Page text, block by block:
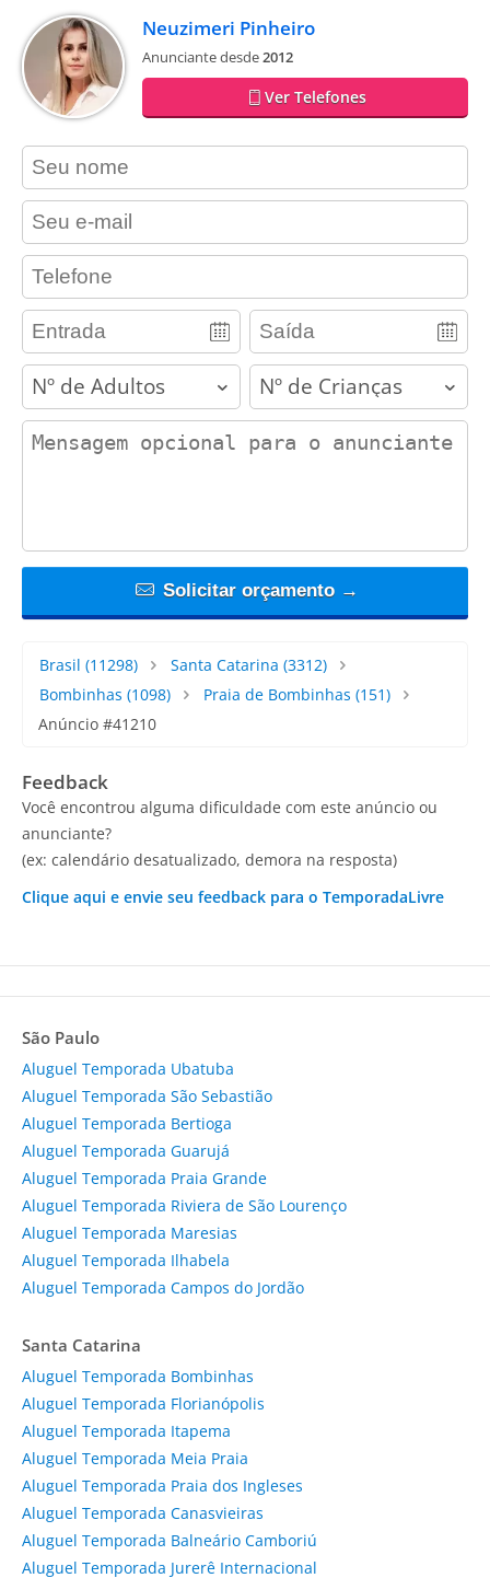
Neuzimeri Pinheiro
Anunciante desde2012
Ver Telefones
contact_name
contact_email
contact_phone
adults children
contact_message
Solicitar orçamento →
Brasil (11298) Santa Catarina (3312)
Bombinhas (1098) Praia de Bombinhas (151)
Anúncio #41210
Feedback
Você encontrou alguma dificuldade com este anúncio ou
anunciante?
(ex: calendário desatualizado, demora na resposta)
Clique aqui e envie seu feedback para o TemporadaLivre
São Paulo
Aluguel Temporada Ubatuba
Aluguel Temporada São Sebastião
Aluguel Temporada Bertioga
Aluguel Temporada Guarujá
Aluguel Temporada Praia Grande
Aluguel Temporada Riviera de São Lourenço
Aluguel Temporada Maresias
Aluguel Temporada Ilhabela
Aluguel Temporada Campos do Jordão
Santa Catarina
Aluguel Temporada Bombinhas
Aluguel Temporada Florianópolis
Aluguel Temporada Itapema
Aluguel Temporada Meia Praia
Aluguel Temporada Praia dos Ingleses
Aluguel Temporada Canasvieiras
Aluguel Temporada Balneário Camboriú
Aluguel Temporada Jurerê Internacional